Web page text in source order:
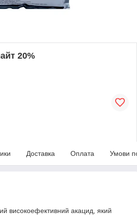
20%
Доставка Оплата Умови
високоефективний акацид, який